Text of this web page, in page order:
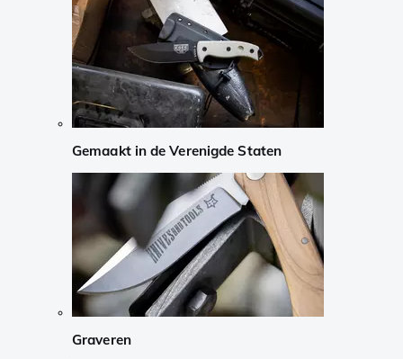
Gemaakt in de Verenigde Staten
Graveren